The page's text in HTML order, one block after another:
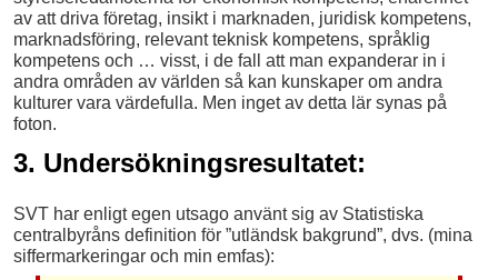
av att driva företag, insikt i marknaden, juridisk kompetens,
marknadsföring, relevant teknisk kompetens, språklig
kompetens och … visst, i de fall att man expanderar in i
andra områden av världen så kan kunskaper om andra
kulturer vara värdefulla. Men inget av detta lär synas på
foton.
3. Undersökningsresultatet:
SVT har enligt egen utsago använt sig av Statistiska
centralbyråns definition för ”utländsk bakgrund”, dvs. (mina
siffermarkeringar och min emfas):